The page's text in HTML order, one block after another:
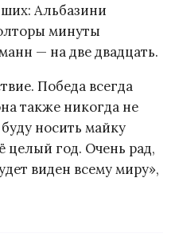
Альбазини
минуты
— на две двадцать.
Победа всегда
также никогда не
носить майку
год. Очень рад,
виден всему миру»,